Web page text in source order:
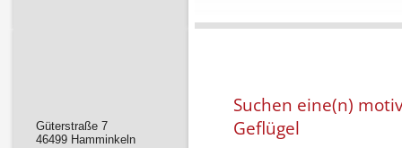
Güterstraße 7
46499 Hamminkeln
Suchen eine(n)
Geflügel